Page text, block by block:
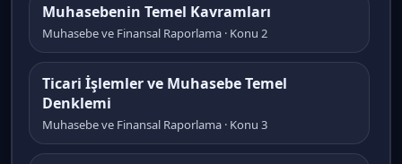
Muhasebenin Temel Kavramları
Muhasebe ve Finansal Raporlama · Konu 2
Ticari İşlemler ve Muhasebe Temel
Denklemi
Muhasebe ve Finansal Raporlama · Konu 3